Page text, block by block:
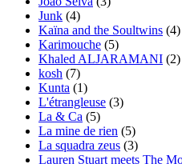
Junk (4)
Kaïna and the Soultwins (4)
Karimouche (5)
Khaled ALJARAMANI (2)
kosh (7)
Kunta (1)
L'étrangleuse (3)
La & Ca (5)
La mine de rien (5)
La squadra zeus (3)
Lauren Stuart meets The